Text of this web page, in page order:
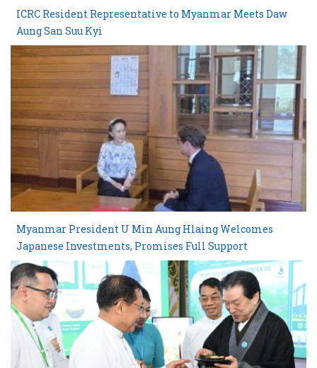
ICRC Resident Representative to Myanmar Meets Daw
Aung San Suu Kyi
Myanmar President U Min Aung Hlaing Welcomes
Japanese Investments, Promises Full Support